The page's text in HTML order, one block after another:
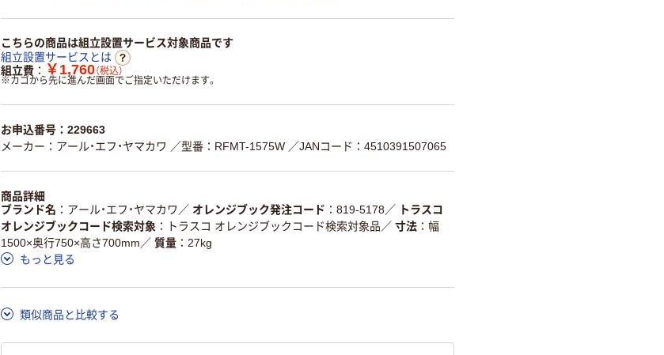
こちらの商品は組立設置サービス対象商品です
組立設置サービスとは
組立費
￥1,760（税込）
※カゴから先に進んだ画面でご指定いただけます。
お申込番号：229663
メーカー：アール・エフ・ヤマカワ ／型番：RFMT-1575W ／JANコード：4510391507065
商品詳細
ブランド名
アール・エフ・ヤマカワ ／ オレンジブック発注コード 819-5178／
トラスコ
オレンジブックコード検索対象
トラスコ オレンジブックコード検索対象品／ 寸法
幅
1500×奥行750×高さ700mm／ 質量
27kg
もっと見る
類似商品と比較する